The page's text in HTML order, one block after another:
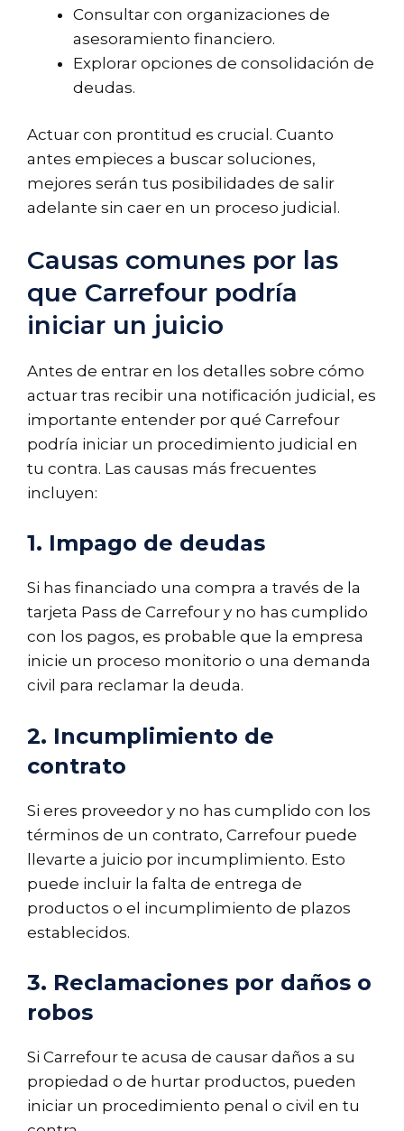
Consultar con organizaciones de
asesoramiento financiero.
Explorar opciones de consolidación de
deudas.
Actuar con prontitud es crucial. Cuanto
antes empieces a buscar soluciones,
mejores serán tus posibilidades de salir
adelante sin caer en un proceso judicial.
Causas comunes por las
que Carrefour podría
iniciar un juicio
Antes de entrar en los detalles sobre cómo
actuar tras recibir una notificación judicial, es
importante entender por qué Carrefour
podría iniciar un procedimiento judicial en
tu contra. Las causas más frecuentes
incluyen:
1. Impago de deudas
Si has financiado una compra a través de la
tarjeta Pass de Carrefour y no has cumplido
con los pagos, es probable que la empresa
inicie un proceso monitorio o una demanda
civil para reclamar la deuda.
2. Incumplimiento de
contrato
Si eres proveedor y no has cumplido con los
términos de un contrato, Carrefour puede
llevarte a juicio por incumplimiento. Esto
puede incluir la falta de entrega de
productos o el incumplimiento de plazos
establecidos.
3. Reclamaciones por daños o
robos
Si Carrefour te acusa de causar daños a su
propiedad o de hurtar productos, pueden
iniciar un procedimiento penal o civil en tu